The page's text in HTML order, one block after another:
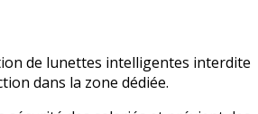
de lunettes intelligentes interdite
dans la zone dédiée.